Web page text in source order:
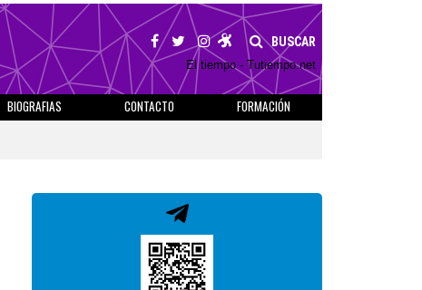
BUSCAR
El tiempo - Tutiempo.net
BIOGRAFIAS CONTACTO
FORMACIÓN